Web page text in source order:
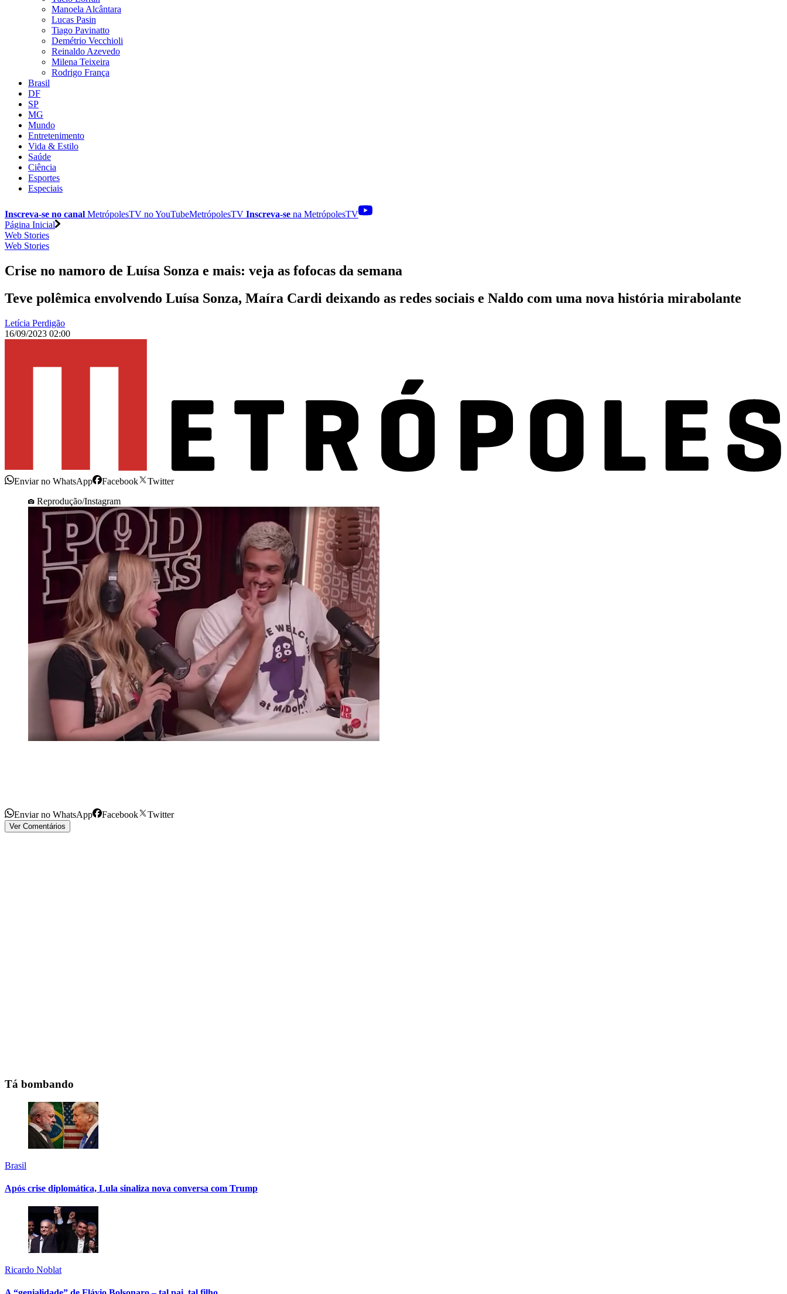
Manoela Alcântara
Lucas Pasin
Tiago Pavinatto
Demétrio Vecchioli
Reinaldo Azevedo
Milena Teixeira
Rodrigo França
Brasil
DF
SP
MG
Mundo
Entretenimento
Vida & Estilo
Saúde
Ciência
Esportes
Especiais
Inscreva-se no canal MetrópolesTV noYouTubeMetrópolesTV Inscreva-se na MetrópolesTV
Página Inicial
Web Stories
Web Stories
Crise no namoro de Luísa Sonza e mais: veja as fofocas da semana
Teve polêmica envolvendo Luísa Sonza, Maíra Cardi deixando as redes sociais e Naldo com uma nova história mirabolante
Letícia Perdigão
16/09/2023 02:00
Enviar no WhatsApp Facebook
Twitter
Reprodução/Instagram
Enviar no WhatsApp Facebook Twitter
Ver Comentários
Tá bombando
Brasil
Após crise diplomática, Lula sinaliza nova conversa com Trump
Ricardo Noblat